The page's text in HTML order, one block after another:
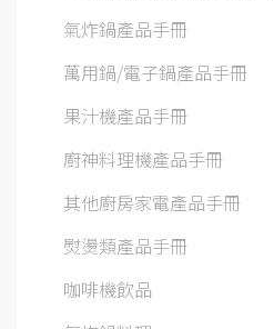
氣炸鍋產品手冊
萬用鍋/電子鍋產品手冊
果汁機產品手冊
廚神料理機產品手冊
其他廚房家電產品手冊
熨燙類產品手冊
咖啡機飲品